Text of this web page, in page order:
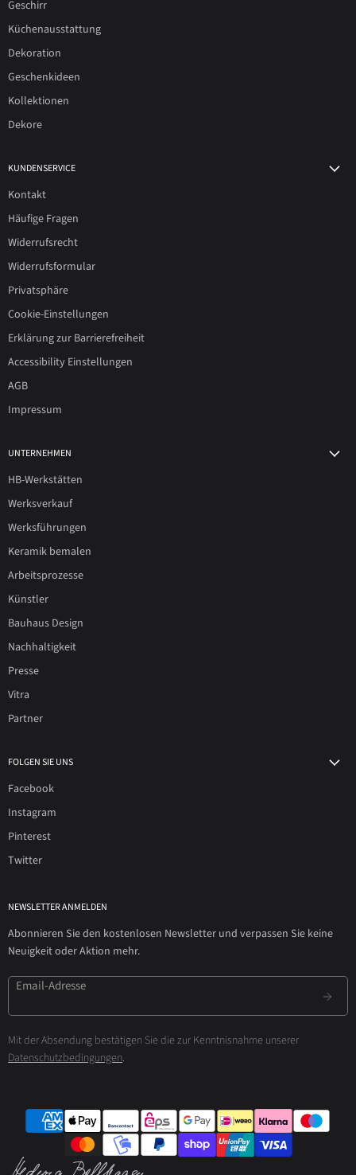
Geschirr
Küchenausstattung
Dekoration
Geschenkideen
Kollektionen
Dekore
KUNDENSERVICE
Kontakt
Häufige Fragen
Widerrufsrecht
Widerrufsformular
Privatsphäre
Cookie-Einstellungen
Erklärung zur Barrierefreiheit
Accessibility Einstellungen
AGB
Impressum
UNTERNEHMEN
HB-Werkstätten
Werksverkauf
Werksführungen
Keramik bemalen
Arbeitsprozesse
Künstler
Bauhaus Design
Nachhaltigkeit
Presse
Vitra
Partner
FOLGEN SIE UNS
Facebook
Instagram
Pinterest
Twitter
NEWSLETTER ANMELDEN
Abonnieren Sie den kostenlosen Newsletter und verpassen Sie keine
Neuigkeit oder Aktion mehr.
Email-Adresse
Mit der Absendung bestätigen Sie die zur Kenntnisnahme unserer
Datenschutzbedingungen.